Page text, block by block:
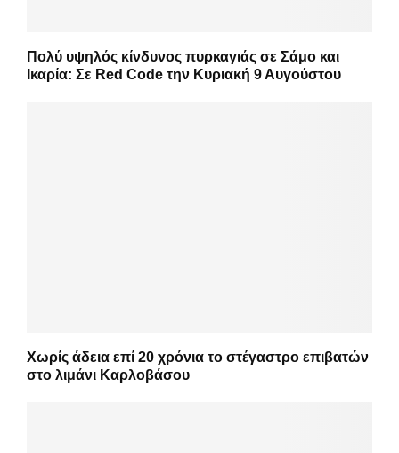
Πολύ υψηλός κίνδυνος πυρκαγιάς σε Σάμο και
Ικαρία: Σε Red Code την Κυριακή 9 Αυγούστου
Χωρίς άδεια επί 20 χρόνια το στέγαστρο επιβατών
στο λιμάνι Καρλοβάσου